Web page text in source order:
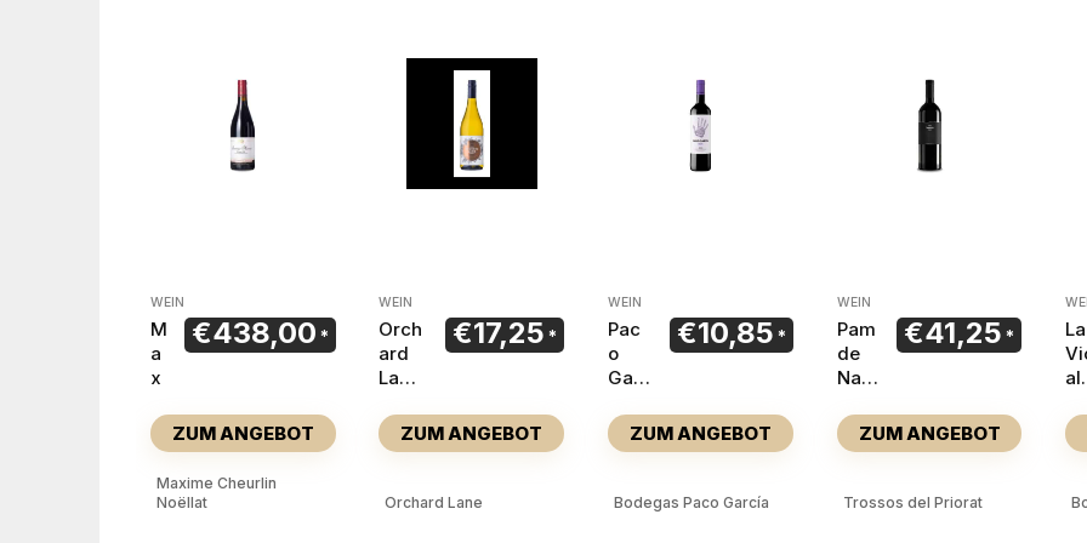
WEIN
M
a
x
m
e
C
h
€438,00
ZUM ANGEBOT
Maxime Cheurlin
Noëllat
WEIN
Orch
ard
Lane
igno
n
c
€17,25
ZUM ANGEBOT
Orchard Lane
WEIN
Pac
o
Gar
Seis
202
€10,85
ZUM ANGEBOT
Bodegas Paco García
WEIN
Pam
de
Nas
€41,25
ZUM ANGEBOT
Trossos del Priorat
La